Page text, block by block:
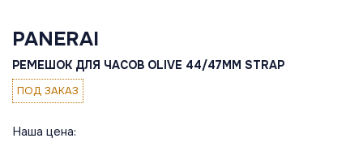
PANERAI
РЕМЕШОК ДЛЯ ЧАСОВ OLIVE 44/47MM STRAP
ПОД ЗАКАЗ
Наша цена: